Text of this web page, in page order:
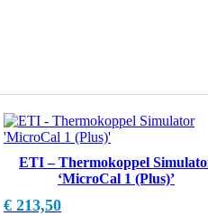
ETI – Thermokoppel
‘MicroCal 1 (Plus)’
€ 213,50